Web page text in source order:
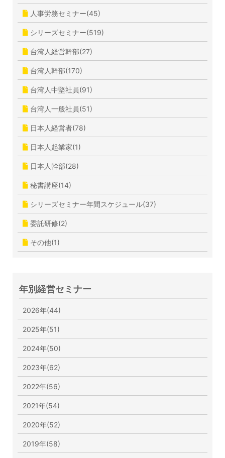
人事労務セミナー(45)
シリーズセミナー(519)
台湾人経営幹部(27)
台湾人幹部(170)
台湾人中堅社員(91)
台湾人一般社員(51)
日本人経営者(78)
日本人起業家(1)
日本人幹部(28)
秘書講座(14)
シリーズセミナー年間スケジュール(37)
委託研修(2)
その他(1)
年別経営セミナー
2026年(44)
2025年(51)
2024年(50)
2023年(62)
2022年(56)
2021年(54)
2020年(52)
2019年(58)